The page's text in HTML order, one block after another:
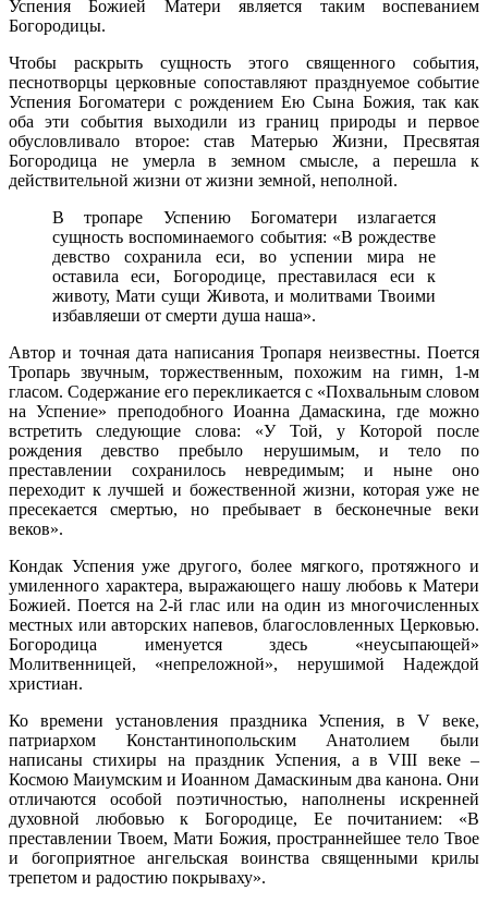
Успения Божией Матери является таким воспеванием
Богородицы.
Чтобы раскрыть сущность этого священного события,
песнотворцы церковные сопоставляют празднуемое событие
Успения Богоматери с рождением Ею Сына Божия, так как
оба эти события выходили из границ природы и первое
обусловливало второе: став Матерью Жизни, Пресвятая
Богородица не умерла в земном смысле, а перешла к
действительной жизни от жизни земной, неполной.
В тропаре Успению Богоматери излагается
сущность воспоминаемого события: «В рождестве
девство сохранила еси, во успении мира не
оставила еси, Богородице, преставилася еси к
животу, Мати сущи Живота, и молитвами Твоими
избавляеши от смерти душа наша».
Автор и точная дата написания Тропаря неизвестны. Поется
Тропарь звучным, торжественным, похожим на гимн, 1-м
гласом. Содержание его перекликается с «Похвальным словом
на Успение» преподобного Иоанна Дамаскина, где можно
встретить следующие слова: «У Той, у Которой после
рождения девство пребыло нерушимым, и тело по
преставлении сохранилось невредимым; и ныне оно
переходит к лучшей и божественной жизни, которая уже не
пресекается смертью, но пребывает в бесконечные веки
веков».
Кондак Успения уже другого, более мягкого, протяжного и
умиленного характера, выражающего нашу любовь к Матери
Божией. Поется на 2-й глас или на один из многочисленных
местных или авторских напевов, благословленных Церковью.
Богородица именуется здесь «неусыпающей»
Молитвенницей, «непреложной», нерушимой Надеждой
христиан.
Ко времени установления праздника Успения, в V веке,
патриархом Константинопольским Анатолием были
написаны стихиры на праздник Успения, а в VIII веке –
Космою Маиумским и Иоанном Дамаскиным два канона. Они
отличаются особой поэтичностью, наполнены искренней
духовной любовью к Богородице, Ее почитанием: «В
преставлении Твоем, Мати Божия, пространнейшее тело Твое
и богоприятное ангельская воинства священными крилы
трепетом и радостию покрываху».